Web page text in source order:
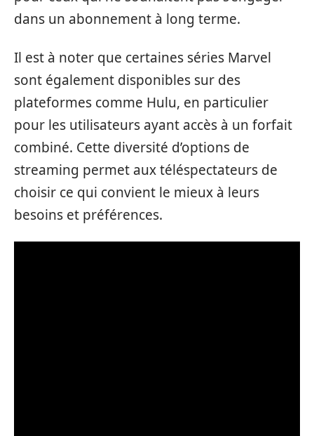
dans un abonnement à long terme.
Il est à noter que certaines séries Marvel
sont également disponibles sur des
plateformes comme Hulu, en particulier
pour les utilisateurs ayant accès à un forfait
combiné. Cette diversité d’options de
streaming permet aux téléspectateurs de
choisir ce qui convient le mieux à leurs
besoins et préférences.